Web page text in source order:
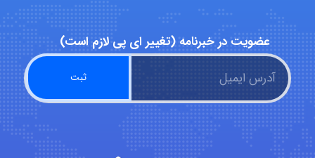
abolfazlkoshehe
A.balandeh
عضویت در خبرنامه (تغییر ای پی لازم است)